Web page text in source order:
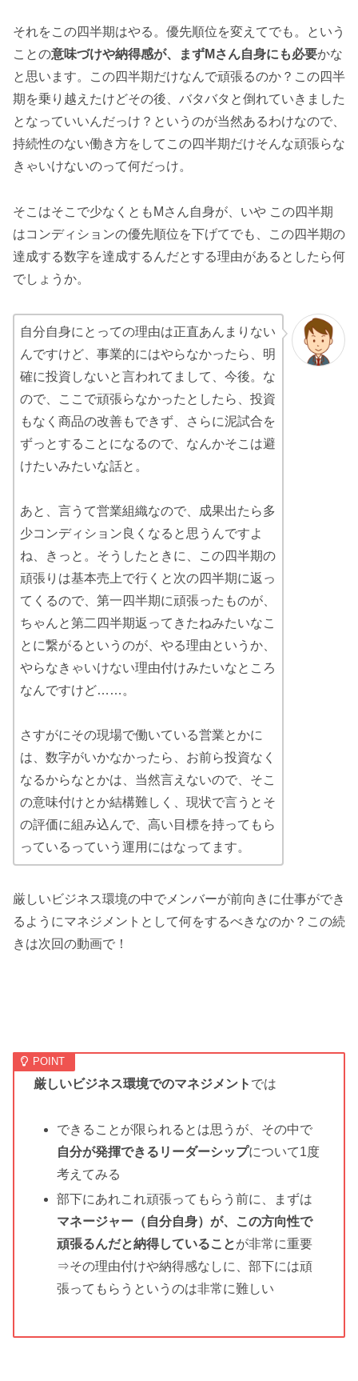
それをこの四半期はやる。優先順位を変えてでも。という
ことの意味づけや納得感が、まずMさん自身にも必要かな
と思います。この四半期だけなんで頑張るのか？この四半
期を乗り越えたけどその後、バタバタと倒れていきました
となっていいんだっけ？というのが当然あるわけなので、
持続性のない働き方をしてこの四半期だけそんな頑張らな
きゃいけないのって何だっけ。
そこはそこで少なくともMさん自身が、いや この四半期
はコンディションの優先順位を下げてでも、この四半期の
達成する数字を達成するんだとする理由があるとしたら何
でしょうか。
自分自身にとっての理由は正直あんまりない
んですけど、事業的にはやらなかったら、明
確に投資しないと言われてまして、今後。な
ので、ここで頑張らなかったとしたら、投資
もなく商品の改善もできず、さらに泥試合を
ずっとすることになるので、なんかそこは避
けたいみたいな話と。
あと、言うて営業組織なので、成果出たら多
少コンディション良くなると思うんですよ
ね、きっと。そうしたときに、この四半期の
頑張りは基本売上で行くと次の四半期に返っ
てくるので、第一四半期に頑張ったものが、
ちゃんと第二四半期返ってきたねみたいなこ
とに繋がるというのが、やる理由というか、
やらなきゃいけない理由付けみたいなところ
なんですけど……。
さすがにその現場で働いている営業とかに
は、数字がいかなかったら、お前ら投資なく
なるからなとかは、当然言えないので、そこ
の意味付けとか結構難しく、現状で言うとそ
の評価に組み込んで、高い目標を持ってもら
っているっていう運用にはなってます。
厳しいビジネス環境の中でメンバーが前向きに仕事ができ
るようにマネジメントとして何をするべきなのか？この続
きは次回の動画で！
厳しいビジネス環境でのマネジメント では
できることが限られるとは思うが、その中で
自分が発揮できるリーダーシップについて1度
考えてみる
部下にあれこれ頑張ってもらう前に、まずは
マネージャー（自分自身）が、この方向性で
頑張るんだと納得していることが非常に重要
⇒その理由付けや納得感なしに、部下には頑
張ってもらうというのは非常に難しい